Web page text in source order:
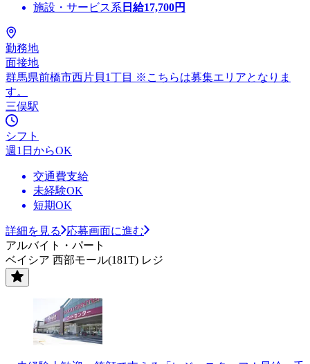
施設・サービス系 日給17,700円
勤務地
面接地
群馬県前橋市西片貝1丁目 ※こちらは募集エリアとなりま
す。
三俣駅
シフト
週1日からOK
交通費支給
未経験OK
短期OK
詳細を見る
応募画面に進む
アルバイト・パート
ベイシア 西部モール(181T) レジ